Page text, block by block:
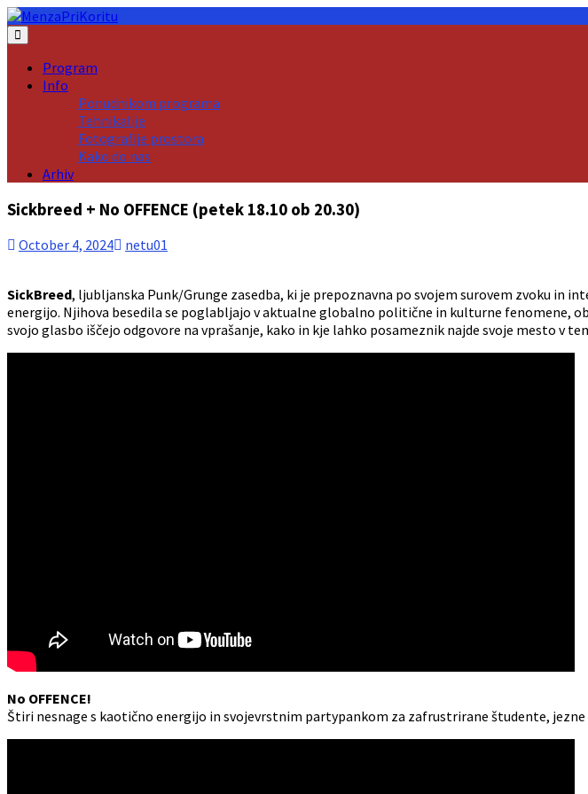
Skip
to
Program
Info
Ponudnikom programa
Tehnikalije
Fotografije prostora
Kako do nas
Arhiv
Sickbreed + No OFFENCE (petek 18.10 ob 20.30)
October 4, 2024 netu01
SickBreed, ljubljanska Punk/Grunge zasedba, ki je prepoznavna po svojem surovem zvoku in
energijo. Njihova besedila se poglabljajo v aktualne globalno politične in kulturne fenomene,
svojo glasbo iščejo odgovore na vprašanje, kako in kje lahko posameznik najde svoje mesto v
No OFFENCE!
Štiri nesnage s kaotično energijo in svojevrstnim partypankom za zafrustrirane študente, jezne